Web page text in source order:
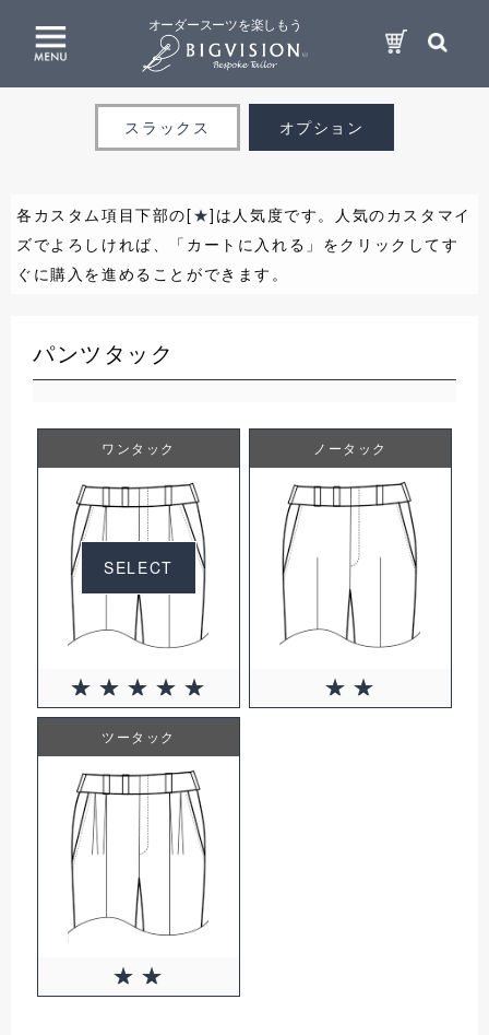
オーダースーツを楽しもう
スラックス オプション
各カスタム項目下部の[★]は人気度です。人気のカスタマイ
ズでよろしければ、「カートに入れる」をクリックしてす
ぐに購入を進めることができます。
パンツタック
ワンタック
SELECT
ノータック
ツータック